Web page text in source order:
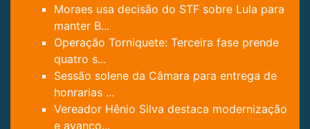
Moraes usa decisão do STF sobre Lula para
manter B...
Operação Torniquete: Terceira fase prende
quatro s...
Sessão solene da Câmara para entrega de
honrarias ...
Vereador Hênio Silva destaca modernização
e avanço...